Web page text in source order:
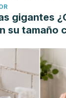
gigantes
su tamaño